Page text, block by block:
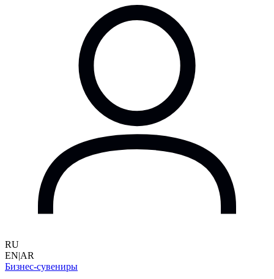
RU
EN|AR
Бизнес-сувениры